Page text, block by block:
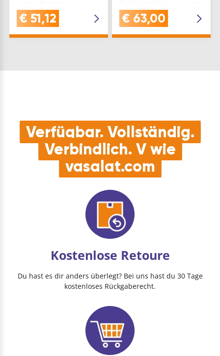
umständliche
Verschraubungen,
€ 51,12
ideal für Holzverbinder
sowie Querzug- und
€ 63,00
Verfügbar. Vollständig.
Verbindlich. V wie
vasalat.com
Kostenlose Retoure
Du hast es dir anders überlegt? Bei uns hast du 30 Tage
kostenloses Rückgaberecht.